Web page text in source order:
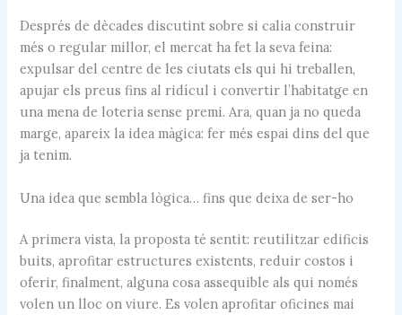
Després de dècades discutint sobre si calia construir
més o regular millor, el mercat ha fet la seva feina:
expulsar del centre de les ciutats els qui hi treballen,
apujar els preus fins al ridícul i convertir l’habitatge en
una mena de loteria sense premi. Ara, quan ja no queda
marge, apareix la idea màgica: fer més espai dins del que
ja tenim.
Una idea que sembla lògica… fins que deixa de ser-ho
A primera vista, la proposta té sentit: reutilitzar edificis
buits, aprofitar estructures existents, reduir costos i
oferir, finalment, alguna cosa assequible als qui només
volen un lloc on viure. Es volen aprofitar oficines mai